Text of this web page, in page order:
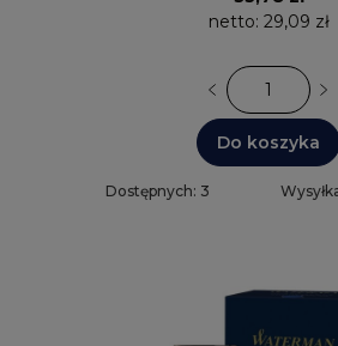
netto: 29,09 zł
Do koszyka
Dostępnych: 3